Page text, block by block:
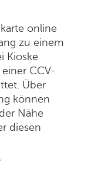
online
zu einem
Kioske
CCV-
Über
können
Nähe
diesen